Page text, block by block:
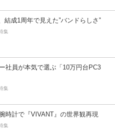
結成1周年で見えた”バンドらしさ”
集
社員が本気で選ぶ「10万円台PC3
集
時計で『VIVANT』の世界観再現
集